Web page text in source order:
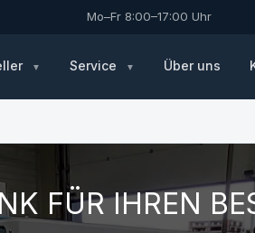
Mo–Fr 8:00–17:00 Uhr
Service Über uns
FÜR IHREN